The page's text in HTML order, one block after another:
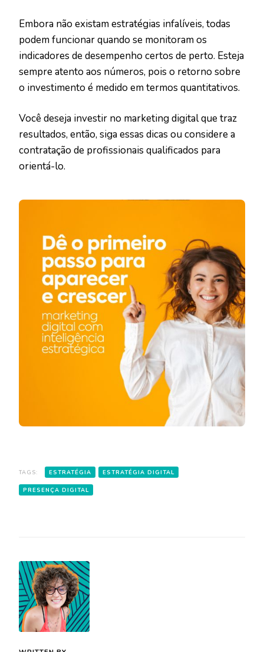
Embora não existam estratégias infalíveis, todas
podem funcionar quando se monitoram os
indicadores de desempenho certos de perto. Esteja
sempre atento aos números, pois o retorno sobre
o investimento é medido em termos quantitativos.
Você deseja investir no marketing digital que traz
resultados, então, siga essas dicas ou considere a
contratação de profissionais qualificados para
orientá-lo.
TAGS: ESTRATÉGIA ESTRATÉGIA DIGITAL
PRESENÇA DIGITAL